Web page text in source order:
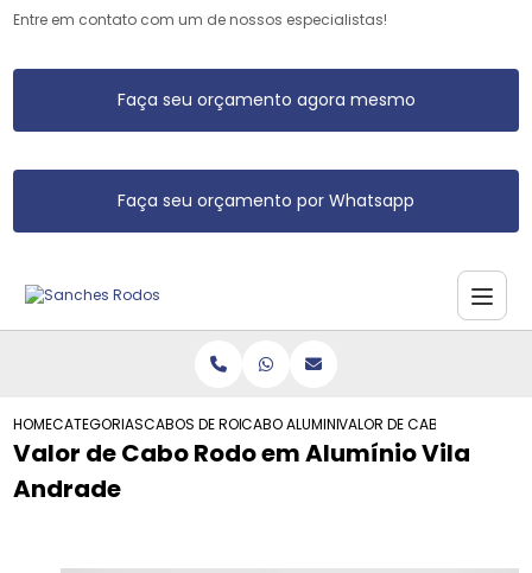
Entre em contato com um de nossos especialistas!
Faça seu orçamento agora mesmo
Faça seu orçamento por Whatsapp
HOMECATEGORIASCABOS DE RODO DE ALUMINIO
CABO ALUMINIO PARA RODO
VALOR DE CABO RODO EM
Valor de Cabo Rodo em Alumínio Vila
Andrade